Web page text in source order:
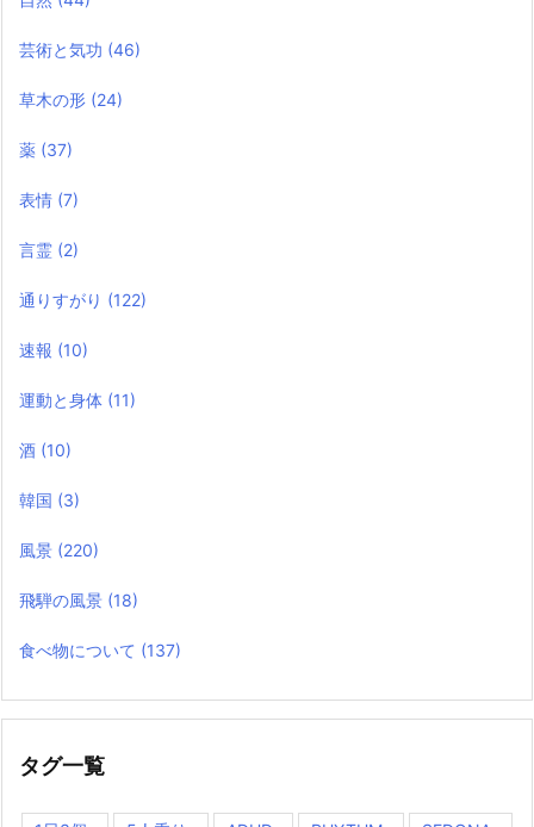
芸術と気功 (46)
草木の形 (24)
薬 (37)
表情 (7)
言霊 (2)
通りすがり (122)
速報 (10)
運動と身体 (11)
酒 (10)
韓国 (3)
風景 (220)
飛騨の風景 (18)
食べ物について (137)
タグ一覧